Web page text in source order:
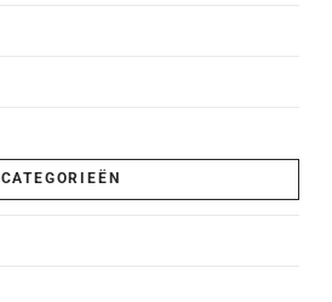
CATEGORIEËN